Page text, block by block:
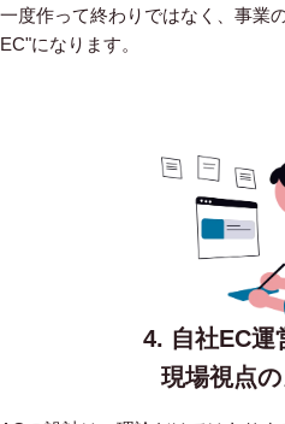
一度作って終わりではなく、事業
EC"になります。
4. 自社EC運
現場視点